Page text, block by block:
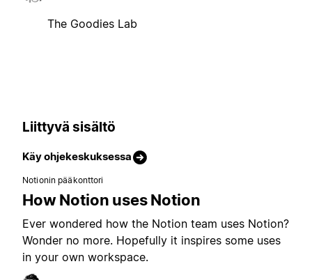
The Goodies Lab
Liittyvä sisältö
Käy ohjekeskuksessa
Notionin pääkonttori
How Notion uses Notion
Ever wondered how the Notion team uses Notion?
Wonder no more. Hopefully it inspires some uses
in your own workspace.